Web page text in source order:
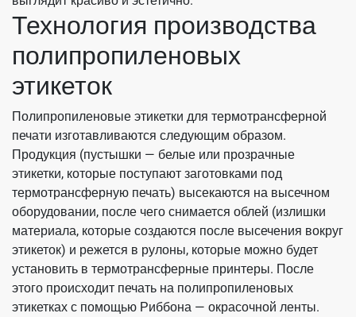
Технология производства
полипропиленовых
этикеток
Полипропиленовые этикетки для термотрансферной
печати изготавливаются следующим образом.
Продукция (пустышки — белые или прозрачные
этикетки, которые поступают заготовками под
термотрансферную печать) высекаются на высечном
оборудовании, после чего снимается облей (излишки
материала, которые создаются после высечения вокруг
этикеток) и режется в рулоны, которые можно будет
установить в термотрансферные принтеры. После
этого происходит печать на полипропиленовых
этикетках с помощью Риббона — окрасочной ленты.